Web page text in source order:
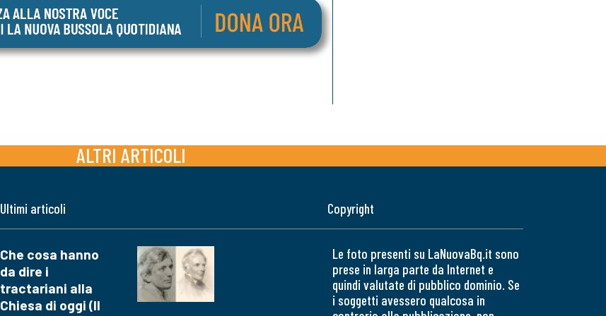
ALTRI ARTICOLI
Ultimi articoli
Che cosa hanno
da dire i
tractariani alla
Chiesa di oggi (II
Copyright
Le foto presenti su LaNuovaBq.it sono
prese in larga parte da Internet e
quindi valutate di pubblico dominio. Se
i soggetti avessero qualcosa in